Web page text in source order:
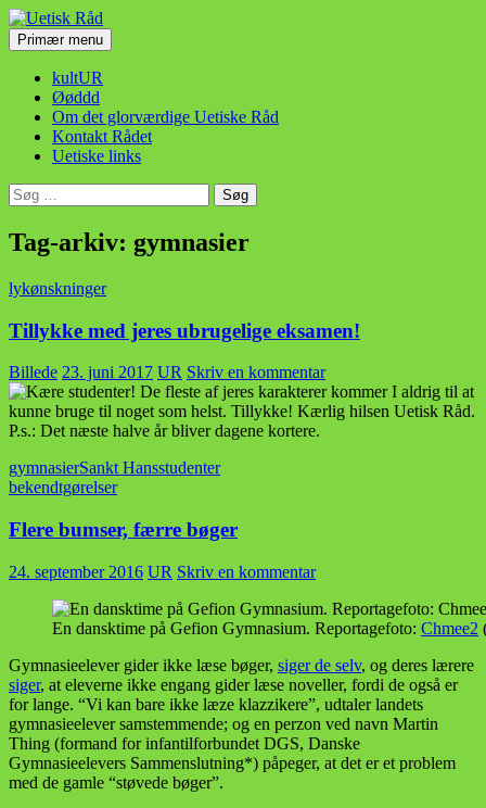
Hop
til
indhold
Uetisk Råd
SøgPrimær menu
kultUR
Øøddd
Om det glorværdige Uetiske Råd
Kontakt Rådet
Uetiske links
Søg
efter:
Tag-arkiv: gymnasier
lykønskninger
Tillykke med jeres ubrugelige eksamen!
Billede 23. juni 2017 UR Skriv en kommentar
gymnasierSankt Hansstudenter
bekendtgørelser
Flere bumser, færre bøger
24. september 2016 UR Skriv en kommentar
En dansktime på Gefion Gymnasium. Reportagefoto: Chmee2
Gymnasieelever gider ikke læse bøger, siger de selv, og deres lærere
siger, at eleverne ikke engang gider læse noveller, fordi de også er
for lange. “Vi kan bare ikke læze klazzikere”, udtaler landets
gymnasieelever samstemmende; og en perzon ved navn Martin
Thing (formand for infantilforbundet DGS, Danske
Gymnasieelevers Sammenslutning*) påpeger, at det er et problem
med de gamle “støvede bøger”.